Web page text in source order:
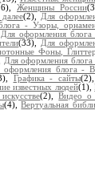
Женщины России
(2), Для
- Узоры,
Для оформления
(33), Для
Фоны,
Для оформления
оформления блога -
Графика - сайты
известных людей(1),
(2),Видео о
(4),Вертуальная